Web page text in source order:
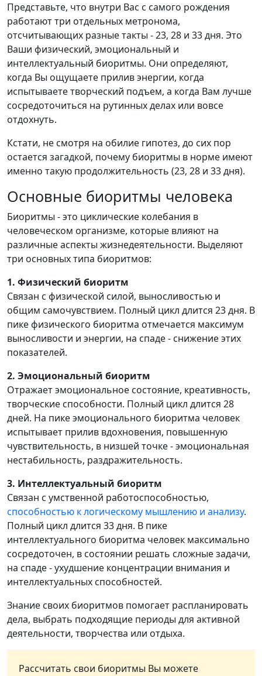
Представьте, что внутри Вас с самого рождения
работают три отдельных метронома,
отсчитывающих разные такты - 23, 28 и 33 дня. Это
Ваши физический, эмоциональный и
интеллектуальный биоритмы. Они определяют,
когда Вы ощущаете прилив энергии, когда
испытываете творческий подъем, а когда Вам лучше
сосредоточиться на рутинных делах или вовсе
отдохнуть.
Кстати, не смотря на обилие гипотез, до сих пор
остается загадкой, почему биоритмы в норме имеют
именно такую продолжительность (23, 28 и 33 дня).
Основные биоритмы человека
Биоритмы - это циклические колебания в
человеческом организме, которые влияют на
различные аспекты жизнедеятельности. Выделяют
три основных типа биоритмов:
1. Физический биоритм
Связан с физической силой, выносливостью и
общим самочувствием. Полный цикл длится 23 дня. В
пике физического биоритма отмечается максимум
выносливости и энергии, на спаде - снижение этих
показателей.
2. Эмоциональный биоритм
Отражает эмоциональное состояние, креативность,
творческие способности. Полный цикл длится 28
дней. На пике эмоционального биоритма человек
испытывает прилив вдохновения, повышенную
чувствительность, в низшей точке - эмоциональная
нестабильность, раздражительность.
3. Интеллектуальный биоритм
Связан с умственной работоспособностью,
способностью к логическому мышлению и анализу.
Полный цикл длится 33 дня. В пике
интеллектуального биоритма человек максимально
сосредоточен, в состоянии решать сложные задачи,
на спаде - ухудшение концентрации внимания и
интеллектуальных способностей.
Знание своих биоритмов помогает распланировать
дела, выбрать подходящие периоды для активной
деятельности, творчества или отдыха.
Рассчитать свои биоритмы Вы можете